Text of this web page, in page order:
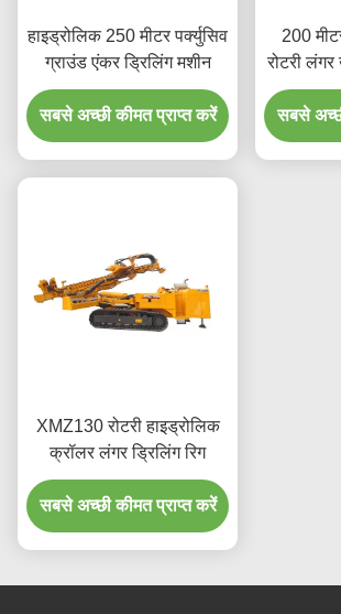
हाइड्रोलिक 250 मीटर पर्क्युसिव
ग्राउंड एंकर ड्रिलिंग मशीन
सबसे अच्छी कीमत प्राप्त करें
200
रोटरी
सबसे
XMZ130 रोटरी हाइड्रोलिक
क्रॉलर लंगर ड्रिलिंग रिग
सबसे अच्छी कीमत प्राप्त करें